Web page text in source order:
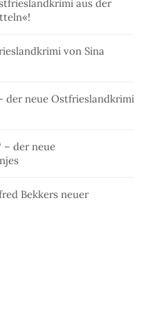
aus der
von Sina
der neue Ostfrieslandkrimi
– der neue
Bekkers neuer